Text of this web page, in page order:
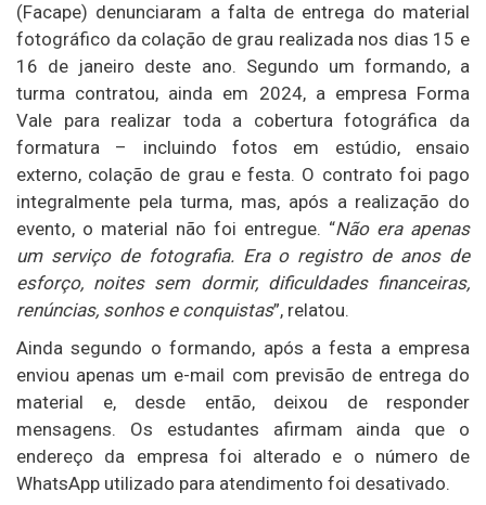
(Facape) denunciaram a falta de entrega do material
fotográfico da colação de grau realizada nos dias 15 e
16 de janeiro deste ano. Segundo um formando, a
turma contratou, ainda em 2024, a empresa Forma
Vale para realizar toda a cobertura fotográfica da
formatura – incluindo fotos em estúdio, ensaio
externo, colação de grau e festa. O contrato foi pago
integralmente pela turma, mas, após a realização do
evento, o material não foi entregue. “Não era apenas
um serviço de fotografia. Era o registro de anos de
esforço, noites sem dormir, dificuldades financeiras,
renúncias, sonhos e conquistas”, relatou.
Ainda segundo o formando, após a festa a empresa
enviou apenas um e-mail com previsão de entrega do
material e, desde então, deixou de responder
mensagens. Os estudantes afirmam ainda que o
endereço da empresa foi alterado e o número de
WhatsApp utilizado para atendimento foi desativado.